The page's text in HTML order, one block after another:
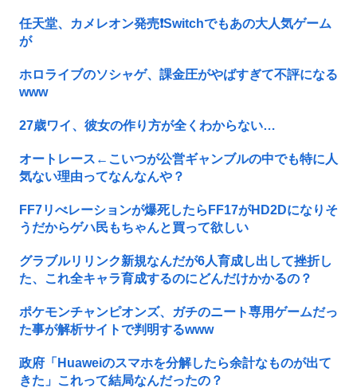
任天堂、カメレオン発売❗Switchでもあの大人気ゲーム
が
ホロライブのソシャゲ、課金圧がやばすぎて不評になる
www
27歳ワイ、彼女の作り方が全くわからない…
オートレース←こいつが公営ギャンブルの中でも特に人
気ない理由ってなんなんや？
FF7リべレーションが爆死したらFF17がHD2Dになりそ
うだからゲハ民もちゃんと買って欲しい
グラブルリリンク新規なんだが6人育成し出して挫折し
た、これ全キャラ育成するのにどんだけかかるの？
ポケモンチャンピオンズ、ガチのニート専用ゲームだっ
た事が解析サイトで判明するwww
政府「Huaweiのスマホを分解したら余計なものが出て
きた」これって結局なんだったの？